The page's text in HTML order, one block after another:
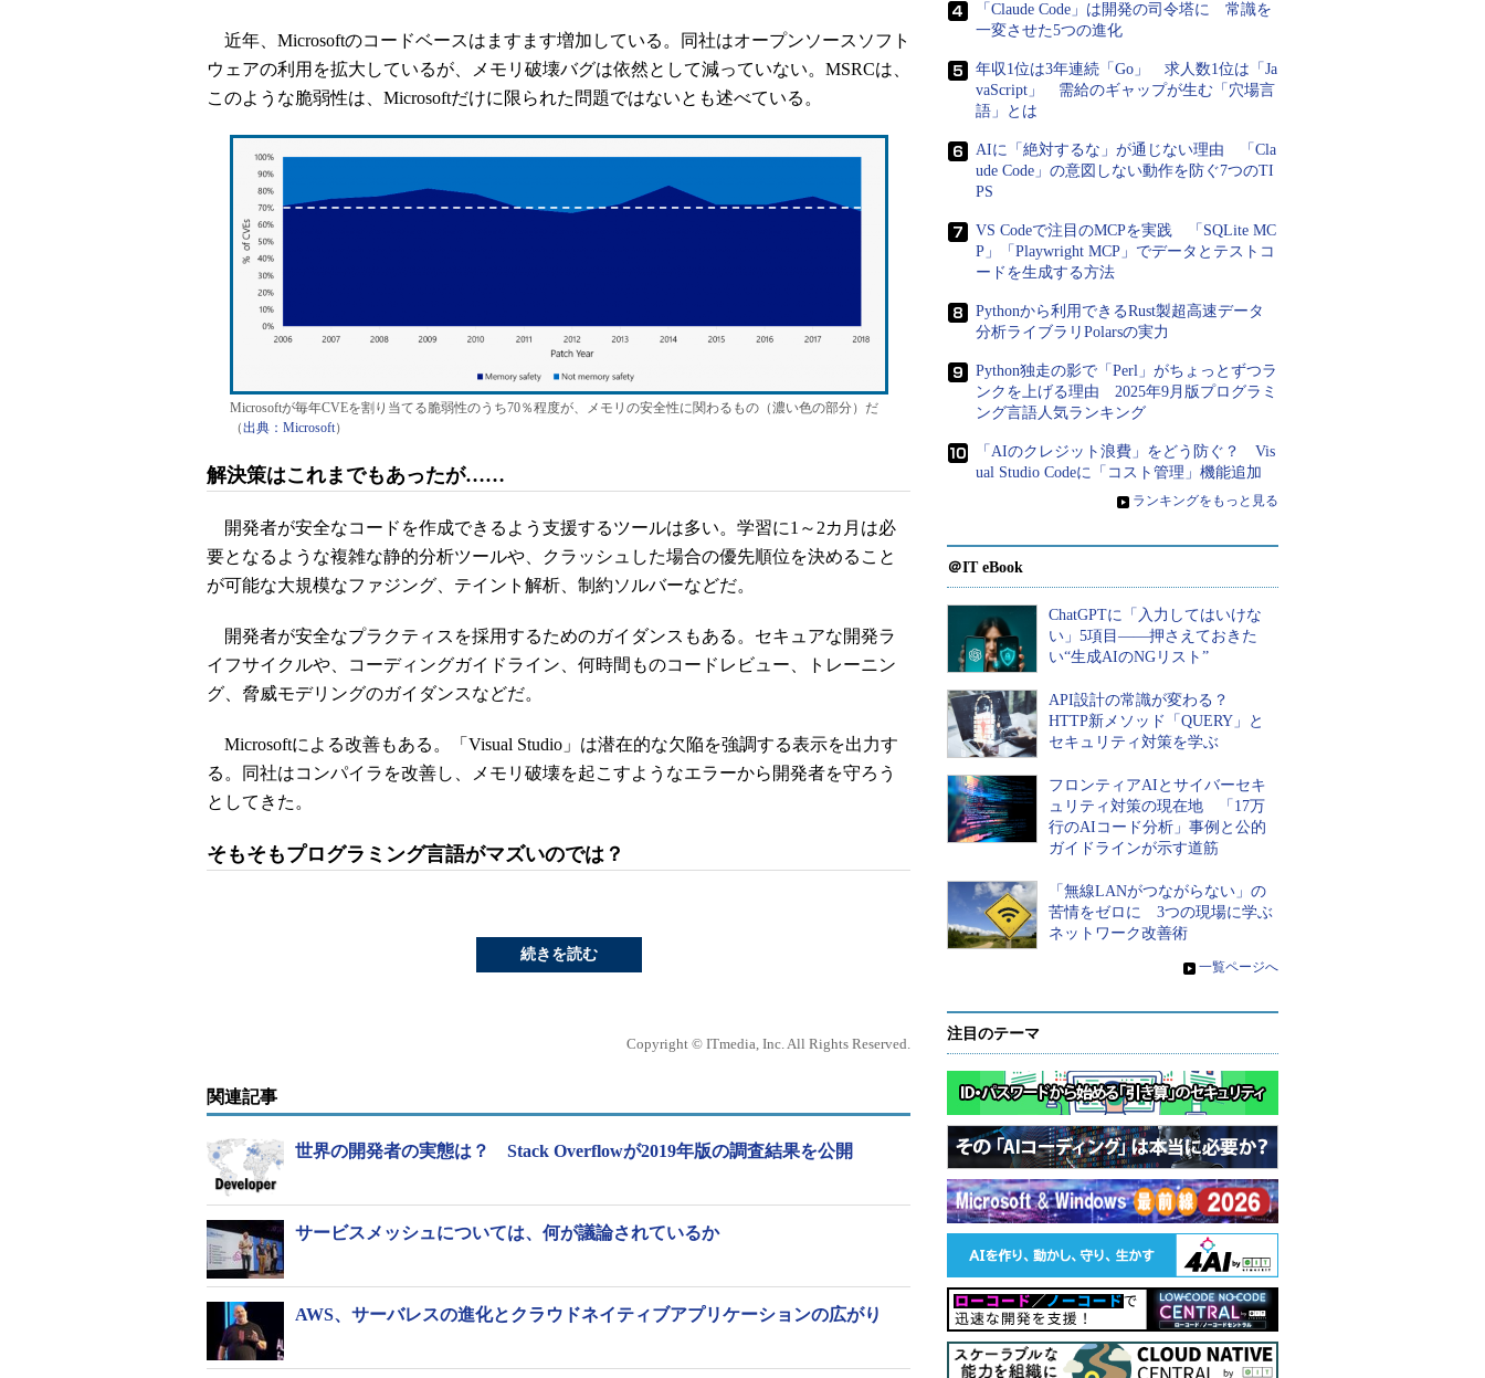
近年、Microsoftのコードベースはますます増加している。同社はオープンソースソフト
ウェアの利用を拡大しているが、メモリ破壊バグは依然として減っていない。MSRCは、
このような脆弱性は、Microsoftだけに限られた問題ではないとも述べている。
Microsoftが毎年CVEを割り当てる脆弱性のうち70％程度が、メモリの安全性に関わるもの（濃い色の部分）だ
（出典：Microsoft）
解決策はこれまでもあったが……
開発者が安全なコードを作成できるよう支援するツールは多い。学習に1～2カ月は必
要となるような複雑な静的分析ツールや、クラッシュした場合の優先順位を決めること
が可能な大規模なファジング、テイント解析、制約ソルバーなどだ。
開発者が安全なプラクティスを採用するためのガイダンスもある。セキュアな開発ラ
イフサイクルや、コーディングガイドライン、何時間ものコードレビュー、トレーニン
グ、脅威モデリングのガイダンスなどだ。
Microsoftによる改善もある。「Visual Studio」は潜在的な欠陥を強調する表示を出力す
る。同社はコンパイラを改善し、メモリ破壊を起こすようなエラーから開発者を守ろう
としてきた。
そもそもプログラミング言語がマズいのでは？
続きを読む
Copyright © ITmedia, Inc. All Rights Reserved.
関連記事
世界の開発者の実態は？ Stack Overflowが2019年版の調査結果を公開
サービスメッシュについては、何が議論されているか
AWS、サーバレスの進化とクラウドネイティブアプリケーションの広がり
「Claude Code」は開発の司令塔に 常識を
一変させた5つの進化
年収1位は3年連続「Go」 求人数1位は「Ja
vaScript」 需給のギャップが生む「穴場言
語」とは
AIに「絶対するな」が通じない理由 「Cla
ude Code」の意図しない動作を防ぐ7つのTI
PS
VS Codeで注目のMCPを実践 「SQLite MC
P」「Playwright MCP」でデータとテストコ
ードを生成する方法
Pythonから利用できるRust製超高速データ
分析ライブラリPolarsの実力
Python独走の影で「Perl」がちょっとずつラ
ンクを上げる理由 2025年9月版プログラミ
ング言語人気ランキング
「AIのクレジット浪費」をどう防ぐ？ Vis
ual Studio Codeに「コスト管理」機能追加
» ランキングをもっと見る
＠IT eBook
ChatGPTに「入力してはいけな
い」5項目――押さえておきた
い“生成AIのNGリスト”
API設計の常識が変わる？
HTTP新メソッド「QUERY」と
セキュリティ対策を学ぶ
フロンティアAIとサイバーセキ
ュリティ対策の現在地 「17万
行のAIコード分析」事例と公的
ガイドラインが示す道筋
「無線LANがつながらない」の
苦情をゼロに 3つの現場に学ぶ
ネットワーク改善術
» 一覧ページへ
注目のテーマ